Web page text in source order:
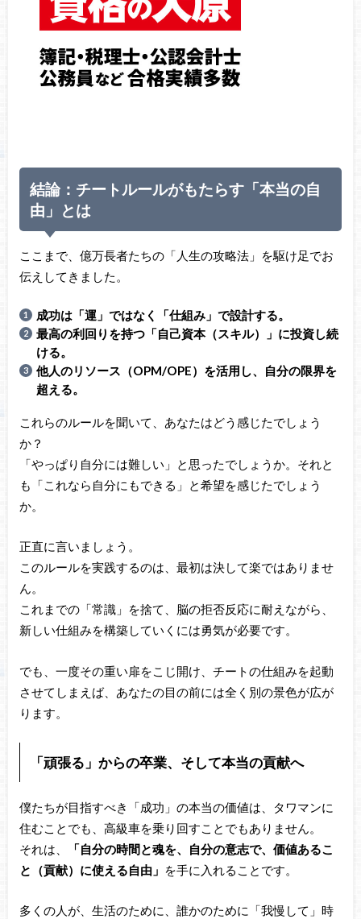
結論：チートルールがもたらす「本当の自
由」とは
ここまで、億万長者たちの「人生の攻略法」を駆け足でお
伝えしてきました。
成功は「運」ではなく「仕組み」で設計する。
最高の利回りを持つ「自己資本（スキル）」に投資し続
ける。
他人のリソース（OPM/OPE）を活用し、自分の限界を
超える。
これらのルールを聞いて、あなたはどう感じたでしょう
か？
「やっぱり自分には難しい」と思ったでしょうか。それと
も「これなら自分にもできる」と希望を感じたでしょう
か。
正直に言いましょう。
このルールを実践するのは、最初は決して楽ではありませ
ん。
これまでの「常識」を捨て、脳の拒否反応に耐えながら、
新しい仕組みを構築していくには勇気が必要です。
でも、一度その重い扉をこじ開け、チートの仕組みを起動
させてしまえば、あなたの目の前には全く別の景色が広が
ります。
「頑張る」からの卒業、そして本当の貢献へ
僕たちが目指すべき「成功」の本当の価値は、タワマンに
住むことでも、高級車を乗り回すことでもありません。
それは、
「自分の時間と魂を、自分の意志で、価値あるこ
と（貢献）に使える自由」 を手に入れることです。
多くの人が、生活のために、誰かのために「我慢して」時